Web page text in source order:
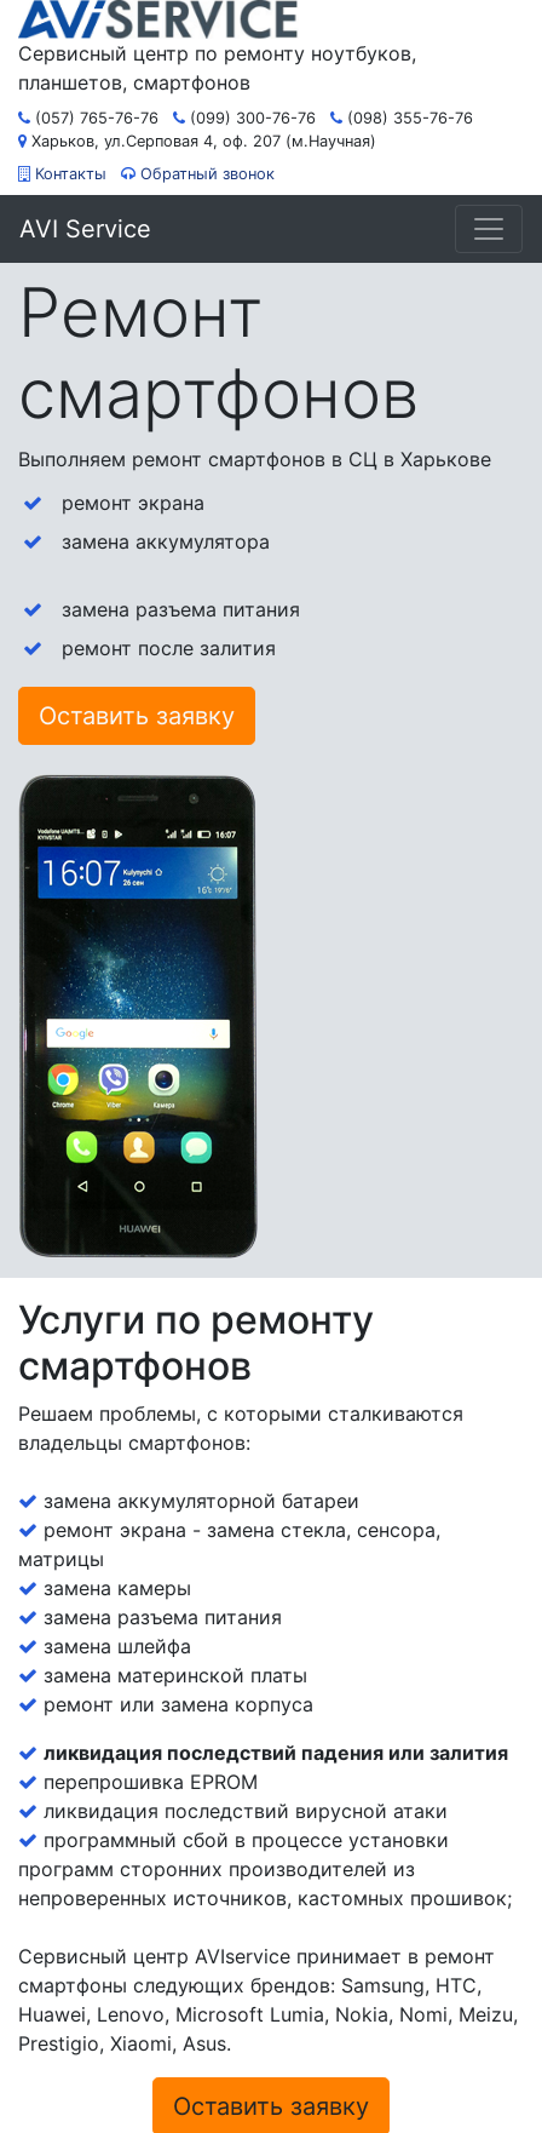
Сервисный центр по ремонту ноутбуков,
планшетов, смартфонов
(057) 765-76-76 (099) 300-76-76
(098) 355-76-76
Харьков, ул.Серповая 4, оф. 207 (м.Научная)
Контакты
Обратный звонок
AVI Service
Ремонт
смартфонов
Выполняем ремонт смартфонов в СЦ в Харькове
ремонт экрана
замена аккумулятора
замена разъема питания
ремонт после залития
Оставить заявку
Услуги по ремонту
смартфонов
Решаем проблемы, с которыми сталкиваются
владельцы смартфонов:
замена аккумуляторной батареи
ремонт экрана - замена стекла, сенсора,
матрицы
замена камеры
замена разъема питания
замена шлейфа
замена материнской платы
ремонт или замена корпуса
ликвидация последствий падения или залития
перепрошивка EPROM
ликвидация последствий вирусной атаки
программный сбой в процессе установки
программ сторонних производителей из
непроверенных источников, кастомных прошивок;
Сервисный центр AVIservice принимает в ремонт
смартфоны следующих брендов: Samsung, HTC,
Huawei, Lenovo, Microsoft Lumia, Nokia, Nomi, Meizu,
Prestigio, Xiaomi, Asus.
Оставить заявку